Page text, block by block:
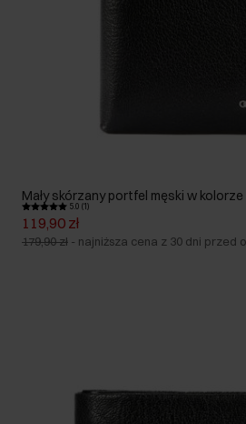
Mały skórzany portfel męski w
5.0 (1)
119,90 zł
179,90 zł - najniższa cena z 30 dni przed